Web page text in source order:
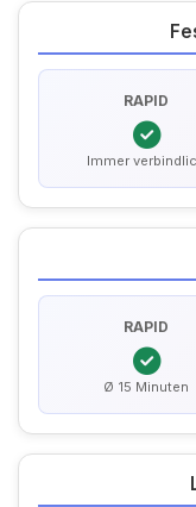
RAPID
Immer
RAPID
Ø 15 Minuten